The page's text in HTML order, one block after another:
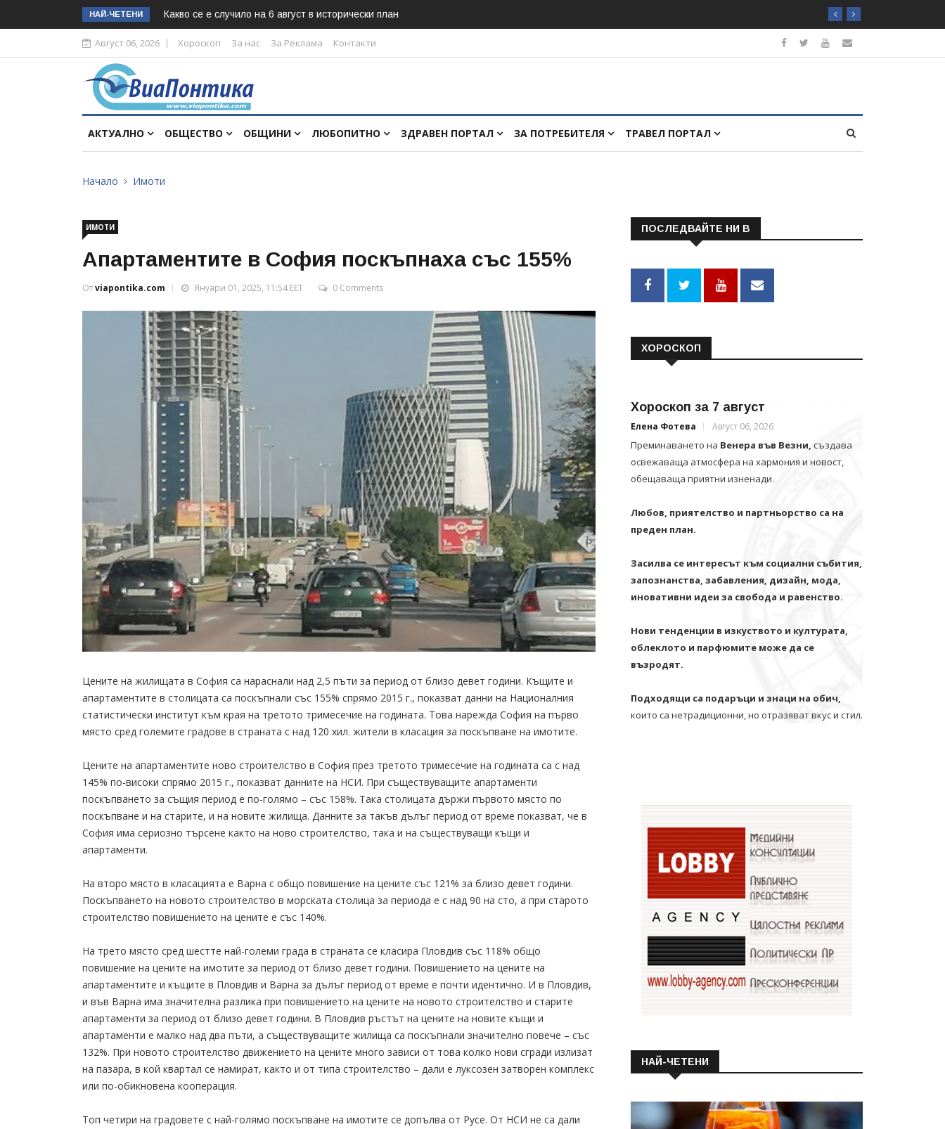
НАЙ-ЧЕТЕНИ Какво се е случило на 6 август в исторически план
Август 06, 2026 Хороскоп За нас За Реклама Контакти
АКТУАЛНО ОБЩЕСТВО ОБЩИНИ ЛЮБОПИТНО ЗДРАВЕН ПОРТАЛ ЗА ПОТРЕБИТЕЛЯ ТРАВЕЛ ПОРТАЛ
Начало Имоти
ИМОТИ
Апартаментите в София поскъпнаха със 155%
Отviapontika.com Януари 01, 2025, 11:54 EET 0 Comments
Цените на жилищата в София са нараснали над 2,5 пъти за период от близо девет години. Къщите и
апартаментите в столицата са поскъпнали със 155% спрямо 2015 г., показват данни на Националния
статистически институт към края на третото тримесечие на годината. Това нарежда София на първо
място сред големите градове в страната с над 120 хил. жители в класация за поскъпване на имотите.
Цените на апартаментите ново строителство в София през третото тримесечие на годината са с над
145% по-високи спрямо 2015 г., показват данните на НСИ. При съществуващите апартаменти
поскъпването за същия период е по-голямо – със 158%. Така столицата държи първото място по
поскъпване и на старите, и на новите жилища. Данните за такъв дълъг период от време показват, че в
София има сериозно търсене както на ново строителство, така и на съществуващи къщи и
апартаменти.
На второ място в класацията е Варна с общо повишение на цените със 121% за близо девет години.
Поскъпването на новото строителство в морската столица за периода е с над 90 на сто, а при старото
строителство повишението на цените е със 140%.
На трето място сред шестте най-големи града в страната се класира Пловдив със 118% общо
повишение на цените на имотите за период от близо девет години. Повишението на цените на
апартаментите и къщите в Пловдив и Варна за дълъг период от време е почти идентично. И в Пловдив,
и във Варна има значителна разлика при повишението на цените на новото строителство и старите
апартаменти за период от близо девет години. В Пловдив ръстът на цените на новите къщи и
апартаменти е малко над два пъти, а съществуващите жилища са поскъпнали значително повече – със
132%. При новото строителство движението на цените много зависи от това колко нови сгради излизат
на пазара, в кой квартал се намират, както и от типа строителство – дали е луксозен затворен комплекс
или по-обикновена кооперация.
Топ четири на градовете с най-голямо поскъпване на имотите се допълва от Русе. От НСИ не са дали
ПОСЛЕДВАЙТЕ НИ В
ХОРОСКОП
Хороскоп за 7 август
Елена Фотева Август 06, 2026
Преминаването на Венера във Везни, създава
освежаваща атмосфера на хармония и новост,
обещаваща приятни изненади.
Любов, приятелство и партньорство са на
преден план.
Засилва се интересът към социални събития,
запознанства, забавления, дизайн, мода,
иновативни идеи за свобода и равенство.
Нови тенденции в изкуството и културата,
облеклото и парфюмите може да се
възродят.
Подходящи са подаръци и знаци на обич,
които са нетрадиционни, но отразяват вкус и стил.
НАЙ-ЧЕТЕНИ